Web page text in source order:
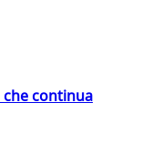
continua